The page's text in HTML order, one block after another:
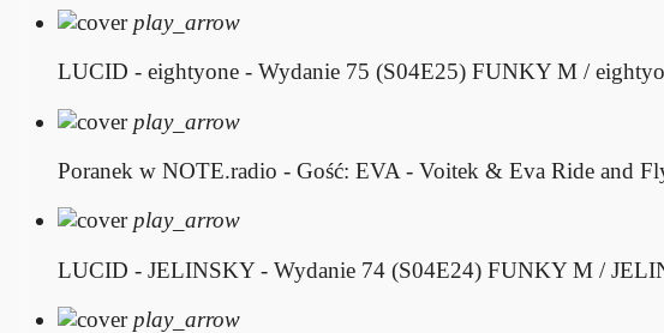
play_arrow
LUCID - eightyone - Wydanie 75 (S04E25) FUNKY M /
play_arrow
Poranek w NOTE.radio - Gość: EVA - Voitek & Eva Ride and
play_arrow
LUCID - JELINSKY - Wydanie 74 (S04E24) FUNKY M /
play_arrow